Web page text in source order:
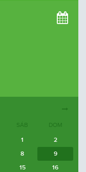
SÁB DOM
1
2
8
9
15
16